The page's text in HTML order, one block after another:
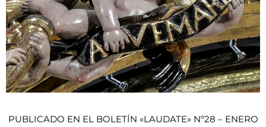
PUBLICADO EN EL BOLETÍN «LAUDATE» Nº28 – ENERO